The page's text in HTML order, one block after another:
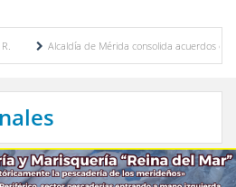
Alcaldía de Mérida consolida acuerdos con